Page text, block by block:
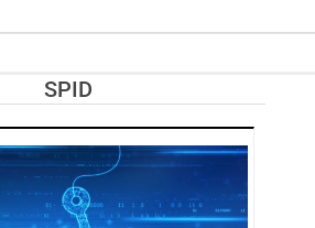
RIVISTA
TRENDS
SPID